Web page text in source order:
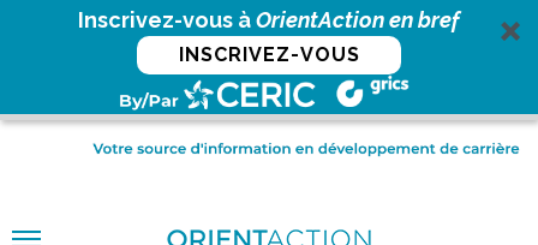
Inscrivez-vous àOrientAction en bref
INSCRIVEZ-VOUS